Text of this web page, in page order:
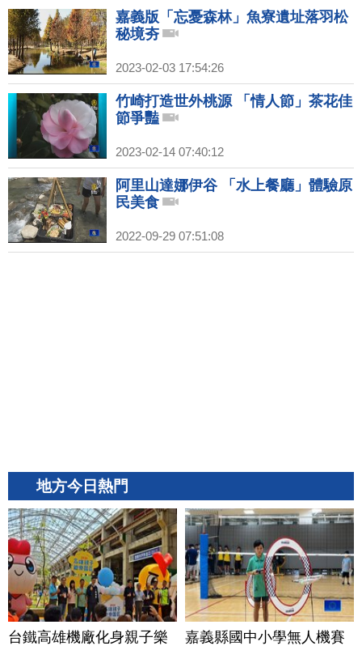
嘉義版「忘憂森林」魚寮遺址落羽松
秘境夯
2023-02-03 17:54:26
竹崎打造世外桃源 「情人節」茶花佳
節爭豔
2023-02-14 07:40:12
阿里山達娜伊谷 「水上餐廳」體驗原
民美食
2022-09-29 07:51:08
地方今日熱門
台鐵高雄機廠化身親子樂
嘉義縣國中小學無人機賽